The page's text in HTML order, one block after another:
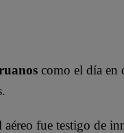
como el día en
aéreo fue testigo de